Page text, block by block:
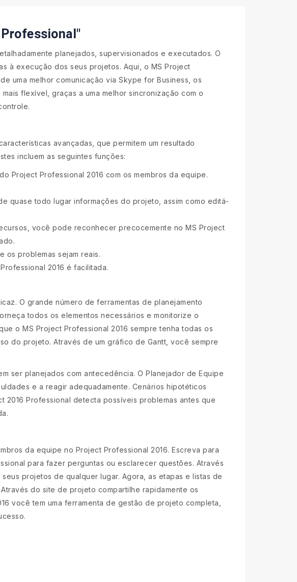
planejados, supervisionados e executados. O
à execução dos seus projetos. Aqui, o MS Project
uma melhor comunicação via Skype for Business, os
flexível, graças a uma melhor sincronização com o
avançadas, que permitem um resultado
incluem as seguintes funções:
Project Professional 2016 com os membros da equipe.
quase todo lugar informações do projeto, assim como editá-
você pode reconhecer precocemente no MS Project
os problemas sejam reais.
2016 é facilitada.
O grande número de ferramentas de planejamento
todos os elementos necessários e monitorize o
o MS Project Professional 2016 sempre tenha todas os
do projeto. Através de um gráfico de Gantt, você sempre
ser planejados com antecedência. O Planejador de Equipe
e a reagir adequadamente. Cenários hipotéticos
Professional detecta possíveis problemas antes que
da equipe no Project Professional 2016. Escreva para
para fazer perguntas ou esclarecer questões. Através
projetos de qualquer lugar. Agora, as etapas e listas de
do site de projeto compartilhe rapidamente os
você tem uma ferramenta de gestão de projeto completa,